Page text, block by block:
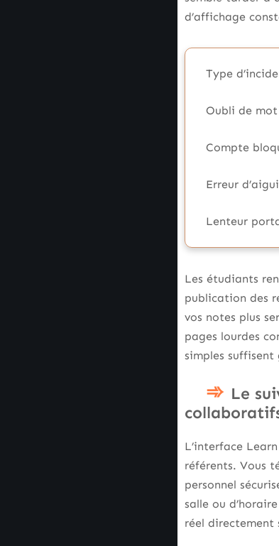
d’affichage
Type
Oubli de mot
Compte
Erreur
Lenteur
Les étudiants
publication des
vos notes plus
pages lourdes
simples suffisent
Le
L’interface
référents. Vous
personnel
salle ou
réel directement